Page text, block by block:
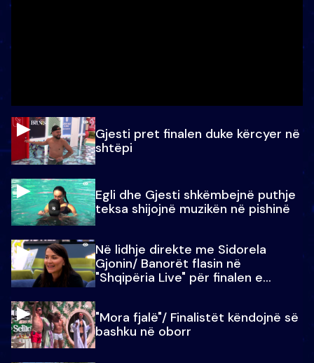
Gjesti pret finalen duke kërcyer në
shtëpi
Egli dhe Gjesti shkëmbejnë puthje
teksa shijojnë muzikën në pishinë
Në lidhje direkte me Sidorela
Gjonin/ Banorët flasin në
"Shqipëria Live" për finalen e
"Mora fjalë"/ Finalistët këndojnë së
bashku në oborr